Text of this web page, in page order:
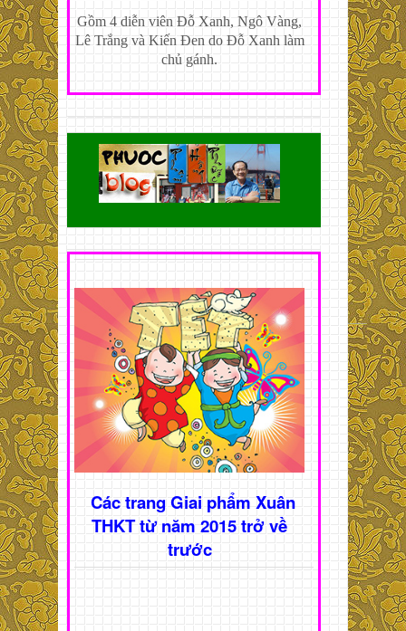
Gồm 4 diễn viên Đỗ Xanh, Ngô Vàng,
Lê Trắng và Kiến Đen do Đỗ Xanh làm
chủ gánh.
Các trang Giai phẩm Xuân
THKT từ năm 2015 trở về
trước